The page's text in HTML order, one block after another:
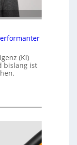
(KI)
bislang ist